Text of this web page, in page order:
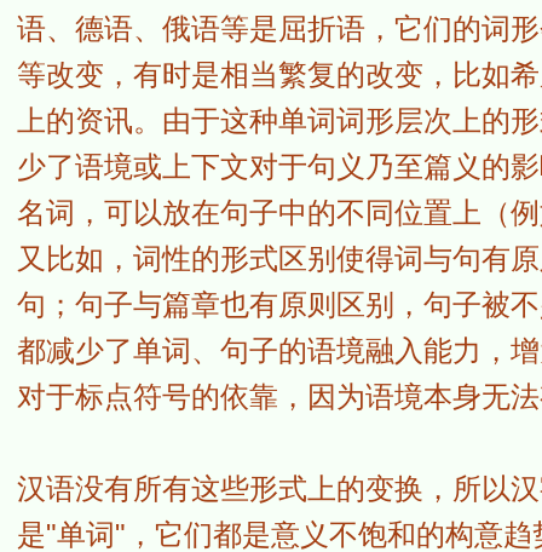
语、德语、俄语等是屈折语，它们的词
等改变，有时是相当繁复的改变，比如
上的资讯。由于这种单词词形层次上的
少了语境或上下文对于句义乃至篇义的
名词，可以放在句子中的不同位置上（
又比如，词性的形式区别使得词与句有
句；句子与篇章也有原则区别，句子被
都减少了单词、句子的语境融入能力，
对于标点符号的依靠，因为语境本身无
汉语没有所有这些形式上的变换，所以
是"单词"，它们都是意义不饱和的构意